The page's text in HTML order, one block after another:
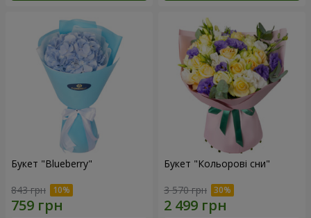
Букет "Blueberry"
843 грн
Букет "Кольорові сни"
3 570 грн